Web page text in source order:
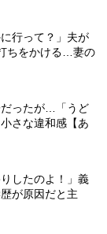
行って？」夫が
ちをかける…妻の
だったが…「うど
さな違和感【あ
したのよ！」義
が原因だと主